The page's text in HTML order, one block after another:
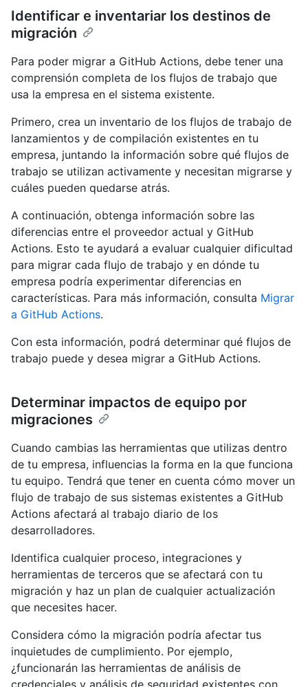
Identificar e inventariar los destinos de
migración
Para poder migrar a GitHub Actions, debe tener una
comprensión completa de los flujos de trabajo que
usa la empresa en el sistema existente.
Primero, crea un inventario de los flujos de trabajo de
lanzamientos y de compilación existentes en tu
empresa, juntando la información sobre qué flujos de
trabajo se utilizan activamente y necesitan migrarse y
cuáles pueden quedarse atrás.
A continuación, obtenga información sobre las
diferencias entre el proveedor actual y GitHub
Actions. Esto te ayudará a evaluar cualquier dificultad
para migrar cada flujo de trabajo y en dónde tu
empresa podría experimentar diferencias en
características. Para más información, consulta Migrar
a GitHub Actions.
Con esta información, podrá determinar qué flujos de
trabajo puede y desea migrar a GitHub Actions.
Determinar impactos de equipo por
migraciones
Cuando cambias las herramientas que utilizas dentro
de tu empresa, influencias la forma en la que funciona
tu equipo. Tendrá que tener en cuenta cómo mover un
flujo de trabajo de sus sistemas existentes a GitHub
Actions afectará al trabajo diario de los
desarrolladores.
Identifica cualquier proceso, integraciones y
herramientas de terceros que se afectará con tu
migración y haz un plan de cualquier actualización
que necesites hacer.
Considera cómo la migración podría afectar tus
inquietudes de cumplimiento. Por ejemplo,
¿funcionarán las herramientas de análisis de